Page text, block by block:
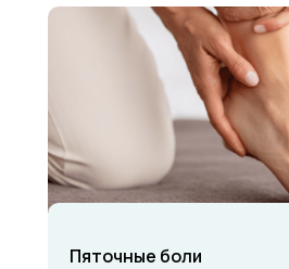
Пяточные боли